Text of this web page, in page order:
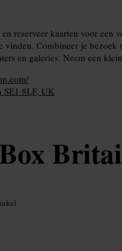
reserveer kaarten voor een
vinden. Combineer je
en galeries. Neem een
SE1 8LF, UK